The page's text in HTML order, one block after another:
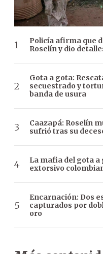
Policía afirma que
Roselín y dio
Gota a gota:
secuestrado y
banda de usura
Caazapá: Roselín
sufrió tras su
La mafia del gota a
extorsivo
Encarnación: Dos
capturados por
oro